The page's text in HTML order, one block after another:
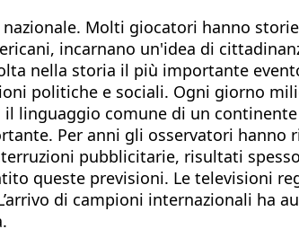
nazionale. Molti giocatori hanno
incarnano un'idea di
nella storia il più importante
politiche e sociali. Ogni giorno
linguaggio comune di un
Per anni gli osservatori
pubblicitarie, risultati
queste previsioni. Le televisioni
di campioni internazionali